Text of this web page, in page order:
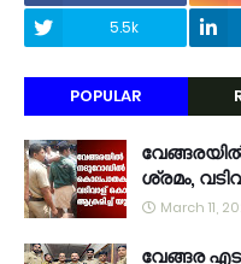
5.5k
POPULAR
ശ്രമം,
March 11,
വേങ്ങര